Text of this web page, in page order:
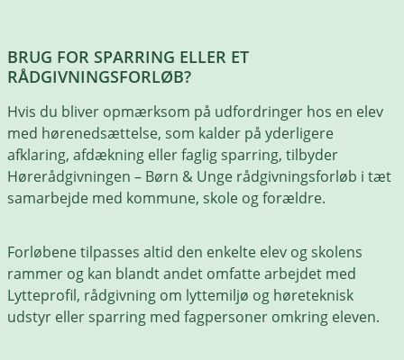
BRUG FOR SPARRING ELLER ET
RÅDGIVNINGSFORLØB?
Hvis du bliver opmærksom på udfordringer hos en elev
med hørenedsættelse, som kalder på yderligere
afklaring, afdækning eller faglig sparring, tilbyder
Hørerådgivningen – Børn & Unge rådgivningsforløb i tæt
samarbejde med kommune, skole og forældre.
Forløbene tilpasses altid den enkelte elev og skolens
rammer og kan blandt andet omfatte arbejdet med
Lytteprofil, rådgivning om lyttemiljø og høreteknisk
udstyr eller sparring med fagpersoner omkring eleven.